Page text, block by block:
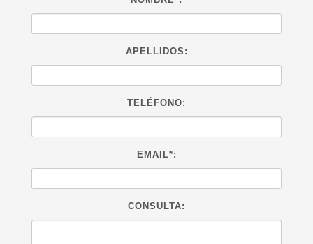
APELLIDOS:
TELÉFONO:
EMAIL*:
CONSULTA: